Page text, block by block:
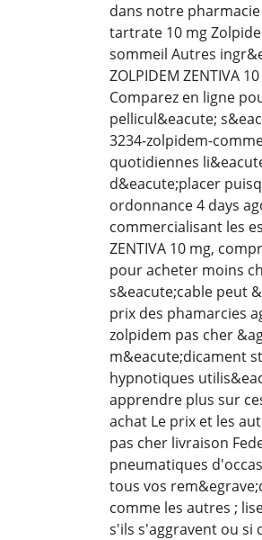
dans notre
tartrate 10 mg
sommeil Autres
ZOLPIDEM ZENTIVA
Comparez en ligne
pellicul&eacute;
3234-zolpidem-
quotidiennes
d&eacute;placer
ordonnance 4 days
commercialisant les
ZENTIVA 10 mg,
pour acheter moins
s&eacute;cable peut
prix des phamarcies
zolpidem pas cher
m&eacute;dicament
hypnotiques
apprendre plus sur
achat Le prix et les
pas cher livraison
pneumatiques
tous vos
comme les autres ;
s'ils s'aggravent ou si